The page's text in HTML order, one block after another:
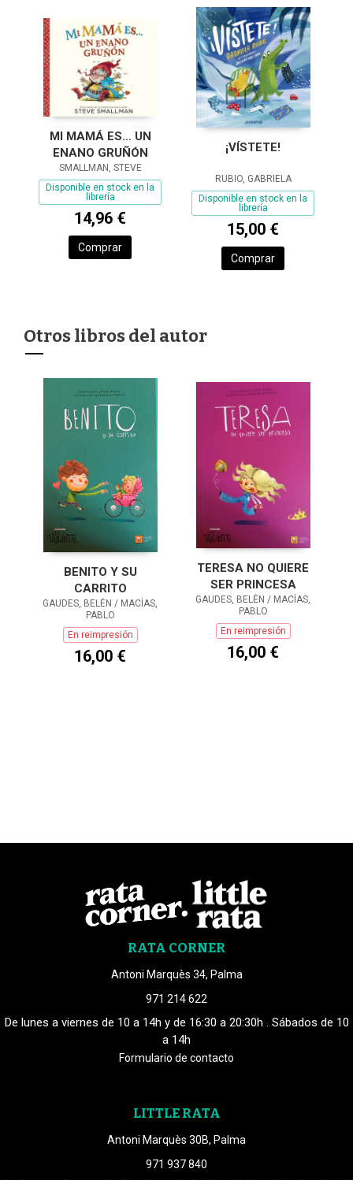
MI MAMÁ ES... UN
ENANO GRUÑÓN
SMALLMAN, STEVE
Disponible en stock en la
librería
14,96 €
Comprar
¡VÍSTETE!
RUBIO, GABRIELA
Disponible en stock en la
librería
15,00 €
Comprar
Otros libros del autor
BENITO Y SU
CARRITO
GAUDES, BELÉN / MACÍAS,
PABLO
En reimpresión
16,00 €
TERESA NO QUIERE
SER PRINCESA
GAUDES, BELÉN / MACÍAS,
PABLO
En reimpresión
16,00 €
RATA CORNER
Antoni Marquès 34, Palma
971 214 622
De lunes a viernes de 10 a 14h y de 16:30 a 20:30h . Sábados de 10
a 14h
Formulario de contacto
LITTLE RATA
Antoni Marquès 30B, Palma
971 937 840